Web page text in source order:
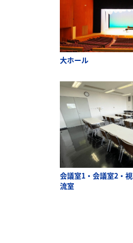
大ホール
会議室1・会議室2・
流室